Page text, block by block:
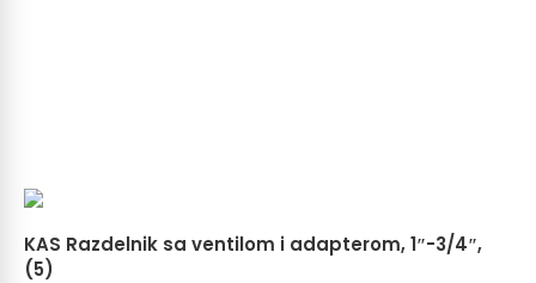
KAS Razdelnik sa ventilom i adapterom, 1″-3/4″,
(5)